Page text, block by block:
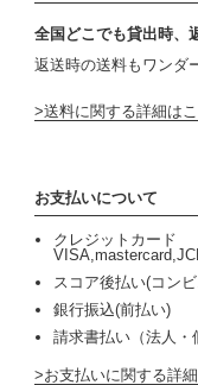
全国どこでも貸出時、
返送時の送料もワンダ
送料に関する詳細は
お支払いについて
クレジットカード
スコア後払い(コン
銀行振込(前払い)
請求書払い（法人・
お支払いに関する詳